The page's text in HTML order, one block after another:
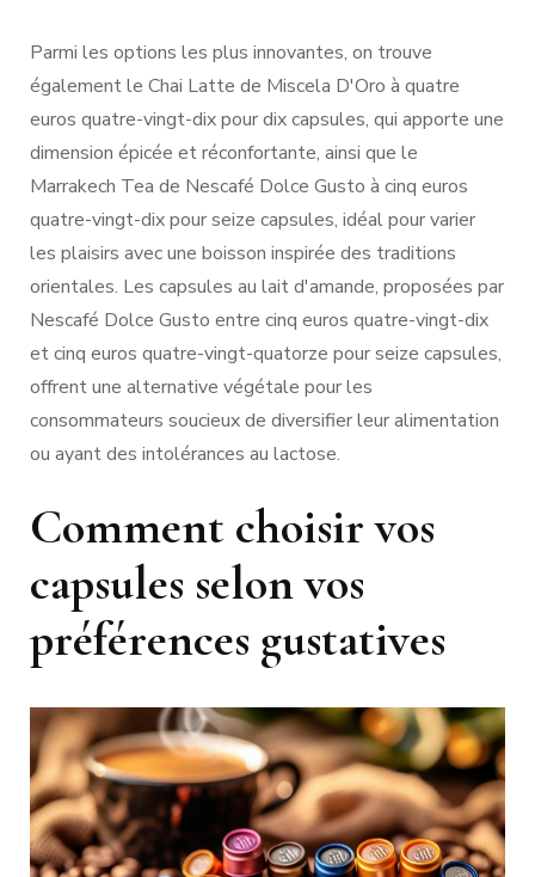
Parmi les options les plus innovantes, on trouve
également le Chai Latte de Miscela D'Oro à quatre
euros quatre-vingt-dix pour dix capsules, qui apporte une
dimension épicée et réconfortante, ainsi que le
Marrakech Tea de Nescafé Dolce Gusto à cinq euros
quatre-vingt-dix pour seize capsules, idéal pour varier
les plaisirs avec une boisson inspirée des traditions
orientales. Les capsules au lait d'amande, proposées par
Nescafé Dolce Gusto entre cinq euros quatre-vingt-dix
et cinq euros quatre-vingt-quatorze pour seize capsules,
offrent une alternative végétale pour les
consommateurs soucieux de diversifier leur alimentation
ou ayant des intolérances au lactose.
Comment choisir vos
capsules selon vos
préférences gustatives